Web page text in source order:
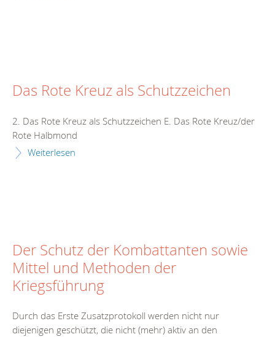
Das Rote Kreuz als Schutzzeichen
2. Das Rote Kreuz als Schutzzeichen E. Das Rote Kreuz/der
Rote Halbmond
Weiterlesen
Der Schutz der Kombattanten sowie
Mittel und Methoden der
Kriegsführung
Durch das Erste Zusatzprotokoll werden nicht nur
diejenigen geschützt, die nicht (mehr) aktiv an den